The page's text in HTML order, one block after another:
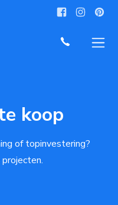
koop
of topinvestering?